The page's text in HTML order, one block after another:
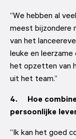
“We hebben al
meest bijzondere
van het
leuke en
het opzetten van
uit het team.”
4.     Hoe
persoonlijke
“Ik kan het goed